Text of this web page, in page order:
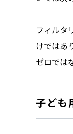
フィルタ
けではあ
ゼロでは
子ども